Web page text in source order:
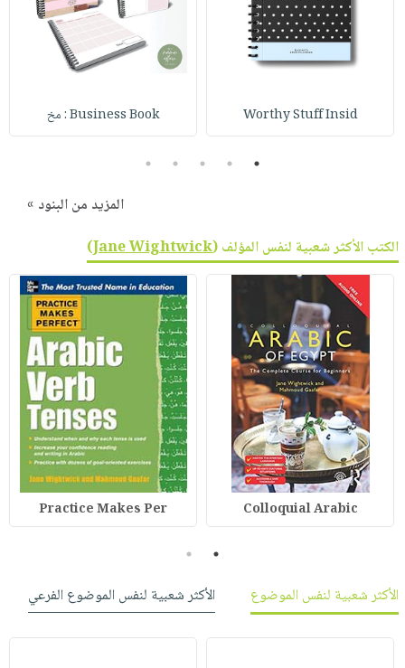
Worthy Stuff Insid Business Book : مخ
1
2
3
4
5
المزيد من البنود »
الكتب الأكثر شعبية لنفس المؤلف (Jane Wightwick
)
Colloquial Arabic
Practice Makes Per
1
2
الأكثر شعبية لنفس الموضوع
الأكثر شعبية لنفس الموضوع الفرعي